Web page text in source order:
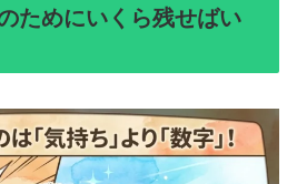
ためにいくら残せばい